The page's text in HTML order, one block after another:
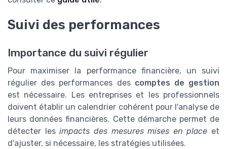
Suivi des performances
Importance du suivi régulier
Pour maximiser la performance financière, un suivi
régulier des performances des comptes de gestion
est nécessaire. Les entreprises et les professionnels
doivent établir un calendrier cohérent pour l'analyse de
leurs données financières. Cette démarche permet de
détecter lesimpacts des mesures mises en place et
d'ajuster, si nécessaire, les stratégies utilisées.